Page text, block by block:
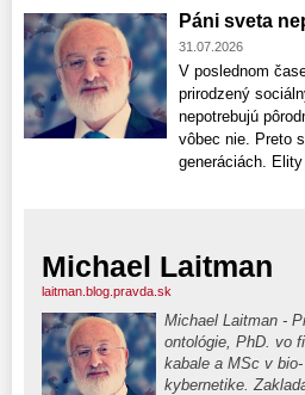
Páni sveta
31.07.2026
V poslednom
prirodzený
nepotrebujú
vôbec nie. Preto
generáciách.
Michael Laitman
laitman.blog.pravda.sk
Michael Laitman -
ontológie, PhD. vo
kabale a MSc v bio-
kybernetike.